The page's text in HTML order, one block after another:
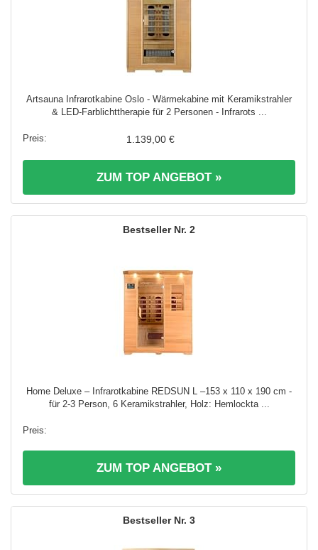
Artsauna Infrarotkabine Oslo - Wärmekabine mit Keramikstrahler
& LED-Farblichttherapie für 2 Personen - Infrarots ...
1.139,00 €
ZUM TOP ANGEBOT »
2
Home Deluxe – Infrarotkabine REDSUN L –153 x 110 x 190 cm -
für 2-3 Person, 6 Keramikstrahler, Holz: Hemlockta ...
ZUM TOP ANGEBOT »
3